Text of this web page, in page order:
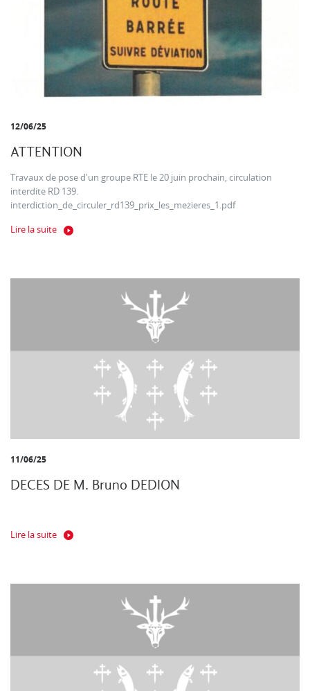
12/06/25
ATTENTION
Travaux de pose d'un groupe RTE le 20 juin prochain, circulation
interdite RD 139.
interdiction_de_circuler_rd139_prix_les_mezieres_1.pdf
Lire la suite
11/06/25
DECES DE M. Bruno DEDION
Lire la suite